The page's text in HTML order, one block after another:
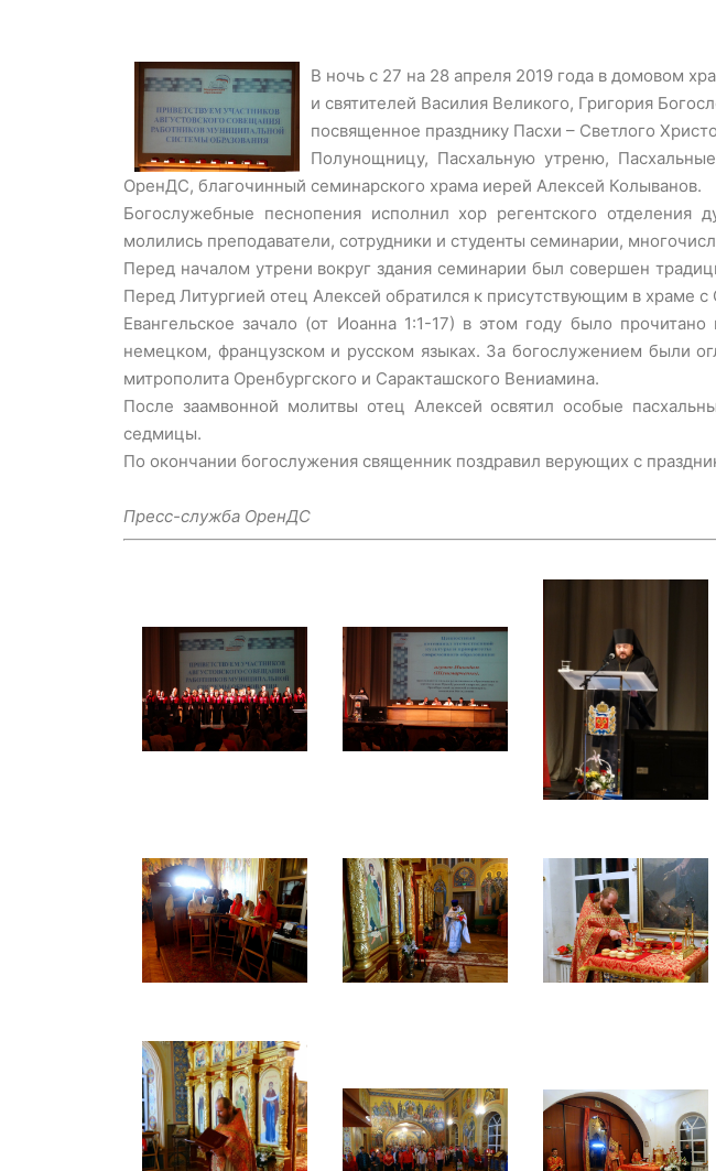
В ночь с 27 на 28 апреля 2019 года в домовом
и святителей Василия Великого, Григория
посвященное празднику Пасхи – Светлого
Полунощницу, Пасхальную утреню,
ОренДС, благочинный семинарского храма иерей Алексей Колыванов.
Богослужебные песнопения исполнил хор регентского
молились преподаватели, сотрудники и студенты семинарии,
Перед началом утрени вокруг здания семинарии был совершен
Перед Литургией отец Алексей обратился к присутствующим в храме
Евангельское зачало (от Иоанна 1:1-17) в этом году было
немецком, французском и русском языках. За богослужением были
митрополита Оренбургского и Саракташского Вениамина.
После заамвонной молитвы отец Алексей освятил особые
седмицы.
По окончании богослужения священник поздравил верующих с
Пресс-служба ОренДС